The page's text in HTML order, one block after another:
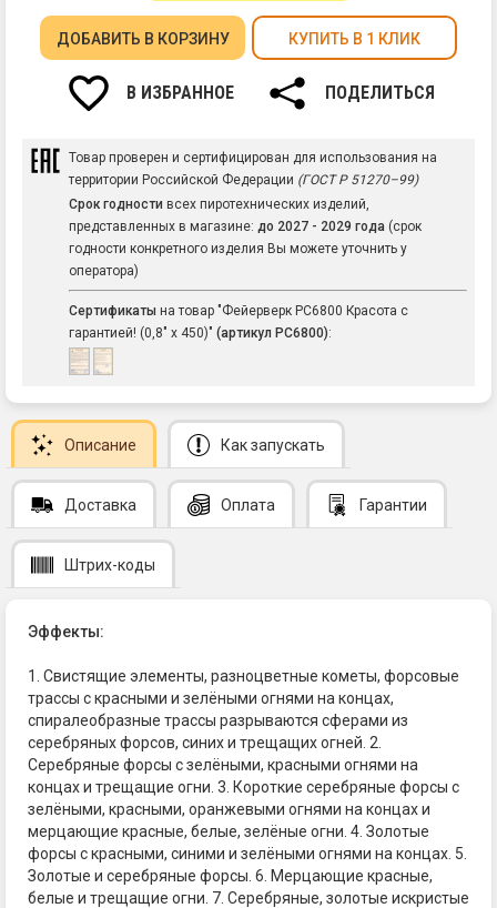
ДОБАВИТЬ В КОРЗИНУ КУПИТЬ В 1 КЛИК
В ИЗБРАННОЕ ПОДЕЛИТЬСЯ
Товар проверен и сертифицирован для использования на
территории Российской Федерации (ГОСТ Р 51270–99)
Срок годности всех пиротехнических изделий,
представленных в магазине: до 2027 - 2029 года (срок
годности конкретного изделия Вы можете уточнить у
оператора)
Сертификаты на товар "Фейерверк РС6800 Красота с
гарантией! (0,8" х 450)" (артикул РС6800):
Описание Как запускать
Доставка Оплата Гарантии
Штрих-коды
Эффекты:
1. Свистящие элементы, разноцветные кометы, форсовые
трассы с красными и зелёными огнями на концах,
спиралеобразные трассы разрываются сферами из
серебряных форсов, синих и трещащих огней. 2.
Серебряные форсы с зелёными, красными огнями на
концах и трещащие огни. 3. Короткие серебряные форсы с
зелёными, красными, оранжевыми огнями на концах и
мерцающие красные, белые, зелёные огни. 4. Золотые
форсы с красными, синими и зелёными огнями на концах. 5.
Золотые и серебряные форсы. 6. Мерцающие красные,
белые и трещащие огни. 7. Серебряные, золотые искристые